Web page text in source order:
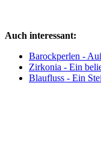
Auch interessant:
Barockperlen -
Zirkonia - Ein
Blaufluss - Ein